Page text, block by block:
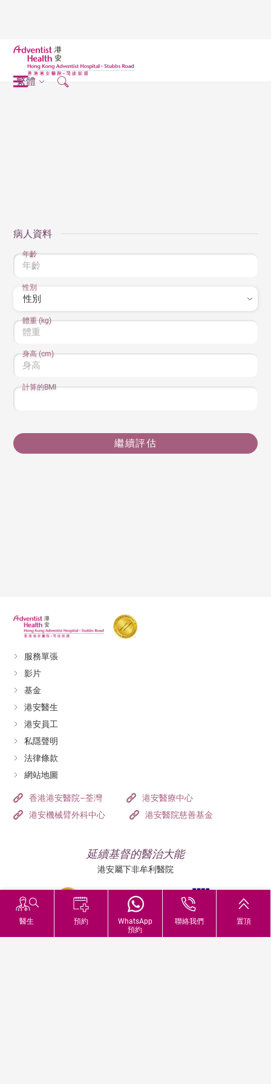
繁體
病人資料
年齡
性別
體重 (kg)
身高 (cm)
計算的BMI
繼續評估
醫生 預約
WhatsApp
預約
聯絡我們 置頂
服務單張
影片
基金
港安醫生
港安員工
私隱聲明
法律條款
網站地圖
香港港安醫院–荃灣
港安醫療中心
港安機械臂外科中心
港安醫院慈善基金
延續基督的醫治大能
港安屬下非牟利醫院